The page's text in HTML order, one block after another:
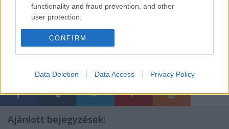
functionality and fraud prevention, and other
user protection.
CONFIRM
Data Deletion Data Access Privacy Policy
Ajánlott bejegyzések: